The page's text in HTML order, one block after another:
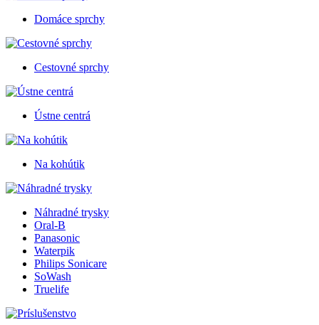
Domáce sprchy
Cestovné sprchy
Ústne centrá
Na kohútik
Náhradné trysky
Oral-B
Panasonic
Waterpik
Philips Sonicare
SoWash
Truelife